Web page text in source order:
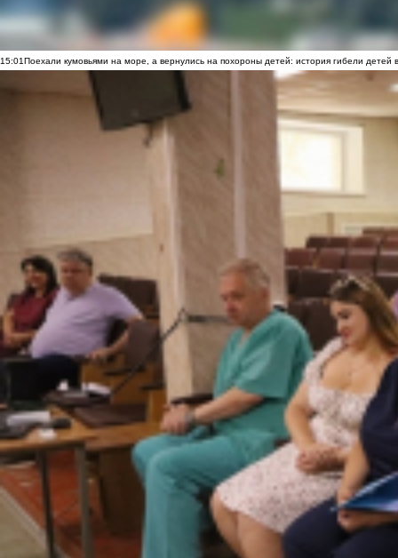
15:01Поехали кумовьями на море, а вернулись на похороны детей: история гибели детей